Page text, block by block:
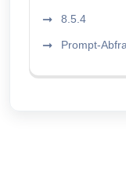
8.5.4
Prompt-